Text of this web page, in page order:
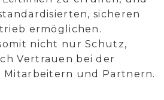
sicheren
ermöglichen.
nicht nur Schutz,
Vertrauen bei der
und Partnern.